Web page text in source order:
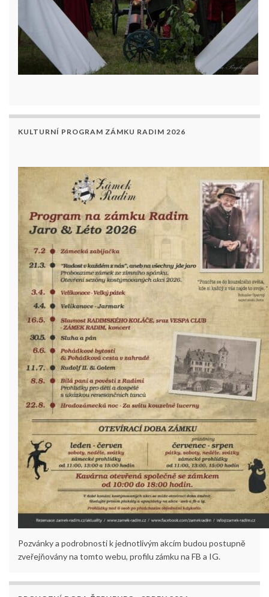
KULTURNÍ PROGRAM ZÁMKU RADIM 2026
Pozvánky a podrobnosti k jednotlivým akcím budou postupně
zveřejňovány na tomto webu, profilu zámku na FB a IG.